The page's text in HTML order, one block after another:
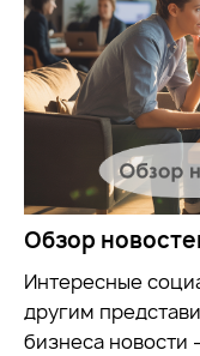
Обзор
Интересные
другим
бизнеса новости